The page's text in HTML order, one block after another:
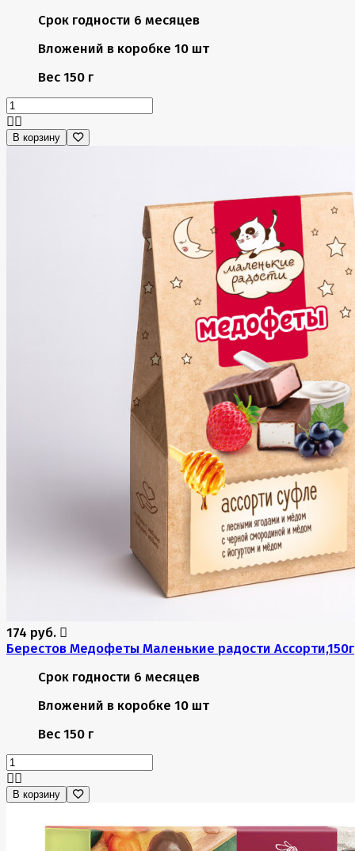
Срок годности 6 месяцев
Вложений в коробке 10 шт
Вес 150 г
В корзину
174 руб.
Берестов Медофеты Маленькие радости Ассорти,150г
Срок годности 6 месяцев
Вложений в коробке 10 шт
Вес 150 г
В корзину